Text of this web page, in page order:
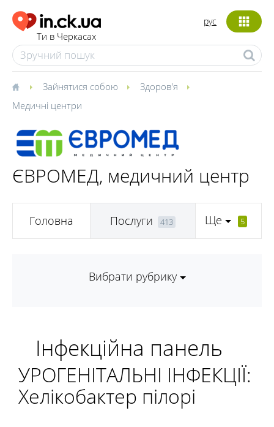
Ти в Черкасах
рус
Зайнятися собою
Здоров'я
Медичні центри
ЄВРОМЕД, медичний центр
Головна Послуги 413 Ще 5
Вибрати рубрику
Інфекційна панель
УРОГЕНІТАЛЬНІ ІНФЕКЦІЇ:
Хелікобактер пілорі